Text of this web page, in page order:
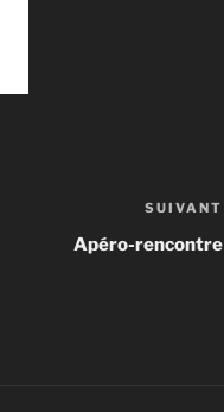
SUIVANT
Apéro-rencontre